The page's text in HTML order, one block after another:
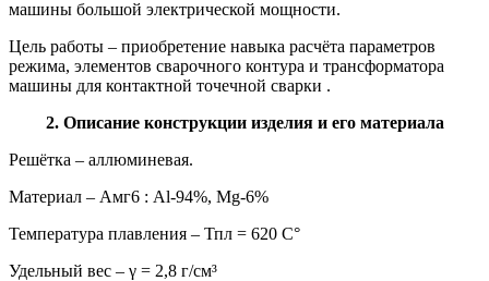
машины большой электрической мощности.
Цель работы – приобретение навыка расчёта параметров
режима, элементов сварочного контура и трансформатора
машины для контактной точечной сварки .
2. Описание конструкции изделия и его материала
Решётка – аллюминевая.
Материал – Амг6 : Al-94%, Mg-6%
Температура плавления – Тпл = 620 С°
Удельный вес – γ = 2,8 г/см³